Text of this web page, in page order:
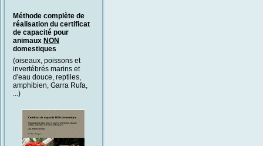
Méthode complète de
réalisation du certificat
de capacité pour
animaux NON
domestiques
(oiseaux, poissons et
invertébrés marins et
d'eau douce, reptiles,
amphibien, Garra Rufa,
...)